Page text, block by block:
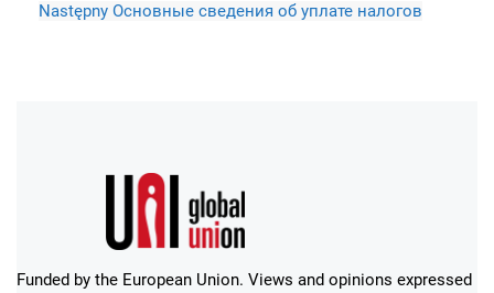
Następny Основные сведения об уплате налогов
Funded by the European Union. Views and opinions expressed